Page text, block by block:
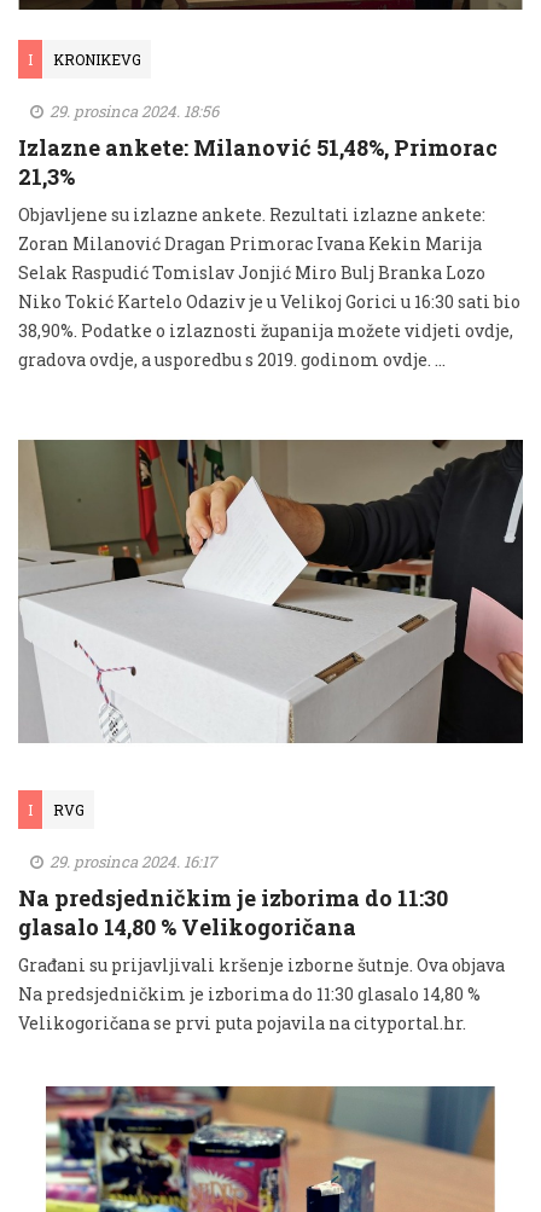
I KRONIKEVG
29. prosinca 2024. 18:56
Izlazne ankete: Milanović 51,48%, Primorac
21,3%
Objavljene su izlazne ankete. Rezultati izlazne ankete:
Zoran Milanović Dragan Primorac Ivana Kekin Marija
Selak Raspudić Tomislav Jonjić Miro Bulj Branka Lozo
Niko Tokić Kartelo Odaziv je u Velikoj Gorici u 16:30 sati bio
38,90%. Podatke o izlaznosti županija možete vidjeti ovdje,
gradova ovdje, a usporedbu s 2019. godinom ovdje. …
I RVG
29. prosinca 2024. 16:17
Na predsjedničkim je izborima do 11:30
glasalo 14,80 % Velikogoričana
Građani su prijavljivali kršenje izborne šutnje. Ova objava
Na predsjedničkim je izborima do 11:30 glasalo 14,80 %
Velikogoričana se prvi puta pojavila na cityportal.hr.